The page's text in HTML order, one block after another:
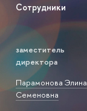
Сотрудники
заместитель
директора
Парамонова Элина
Семеновна